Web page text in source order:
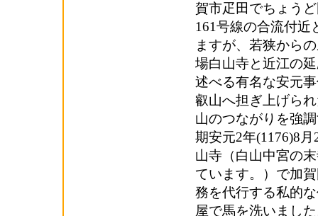
賀市疋田でちょう
161号線の合流付近
ますが、若狭から
場白山寺と近江の
述べる有名な安元
叡山へ担ぎ上げら
山のつながりを強
期安元2年(1176)8
山寺（白山中宮の
ています。）で加
務を代行する私的
屋で馬を洗いまし